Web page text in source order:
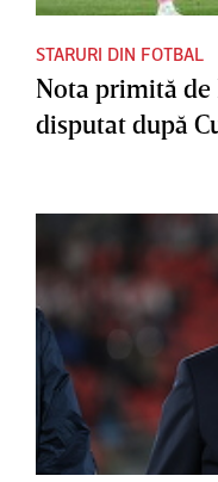
STARURI DIN FOTBAL
Nota primită
disputat după